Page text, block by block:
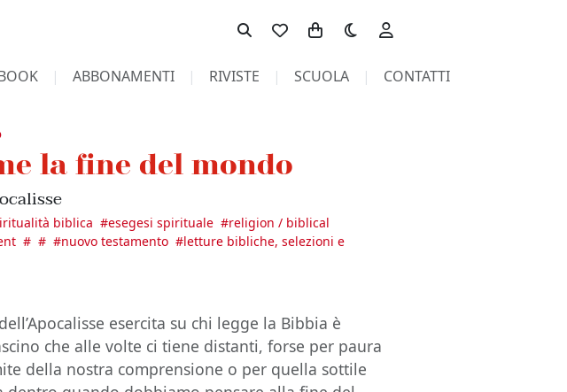
Toggle theme
ABBONAMENTI RIVISTE SCUOLA CONTATTI
la fine del mondo
biblica #esegesi spirituale #religion / biblical
# # #nuovo testamento #letture bibliche, selezioni e
esercita su chi legge la Bibbia è
che alle volte ci tiene distanti, forse per paura
della nostra comprensione o per quella sottile